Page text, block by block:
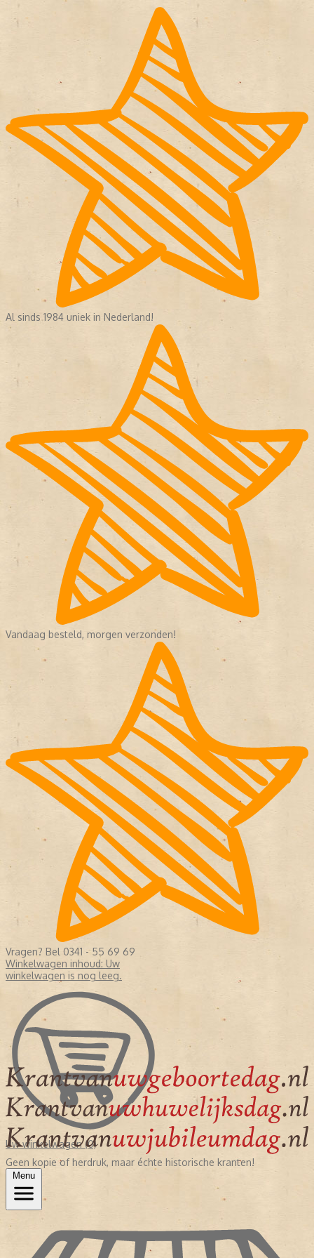
Al sinds 1984 uniek in Nederland!
Vandaag besteld, morgen verzonden!
Vragen? Bel 0341 - 55 69 69
Winkelwagen inhoud: Uw
winkelwagen is nog leeg.
Uw winkelwagen (0)
Geen kopie of herdruk, maar échte historische kranten!
Menu